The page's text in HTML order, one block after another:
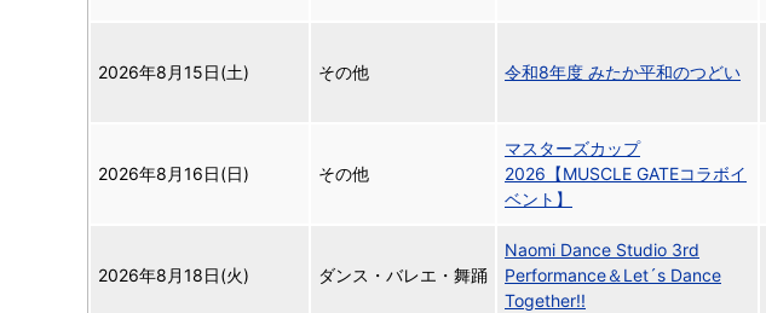
2026年8月15日(土) その他 令和8年度 みたか平和のつどい
2026年8月16日(日) その他
マスターズカップ
2026【MUSCLE GATEコラボイ
ベント】
2026年8月18日(火) ダンス・バレエ・舞踊
Naomi Dance Studio 3rd
Performance＆Let´s Dance
Together!!